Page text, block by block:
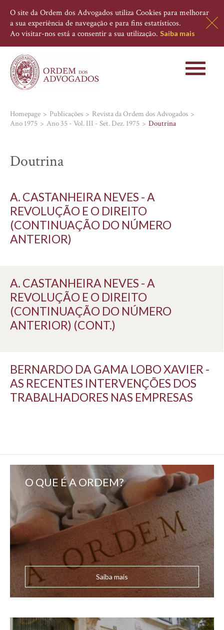
O site da Ordem dos Advogados utiliza Cookies para melhorar
a sua experiência de navegação e para fins estatísticos.
Ao visitar-nos está a consentir a sua utilização. Saiba mais
Toggle
Homepage Publicações
Revista da Ordem dos Advogados
Ano 1975
Ano 35 - Vol. III - Set. Dez. 1975 Doutrina
Doutrina
A. CASTANHEIRA NEVES - A
REVOLUÇÃO E O DIREITO
(CONTINUAÇÃO DO NÚMERO
ANTERIOR)
A. CASTANHEIRA NEVES - A
REVOLUÇÃO E O DIREITO
(CONTINUAÇÃO DO NÚMERO
ANTERIOR) (CONT.)
BERNARDO DA GAMA LOBO XAVIER -
AS RECENTES INTERVENÇÕES DOS
TRABALHADORES NAS EMPRESAS
O QUE É A ORDEM?
Saiba mais